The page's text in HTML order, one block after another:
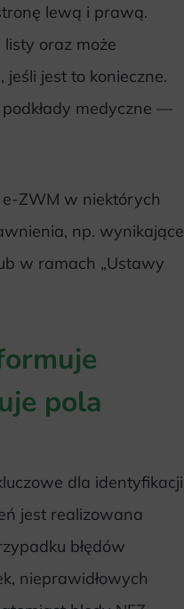
lewą i prawą.
listy oraz może
jest to konieczne.
medyczne —
ZWM w niektórych
np. wynikające
w ramach „Ustawy
pola
dla identyfikacji
jest realizowana
błędów
nieprawidłowych